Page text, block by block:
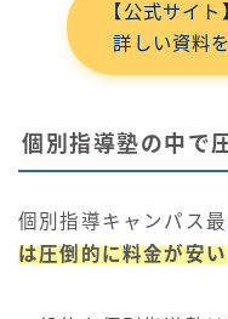
【公式サイ
詳しい資料
個別指導塾の中で
個別指導キャンパス
は圧倒的に料金が安い